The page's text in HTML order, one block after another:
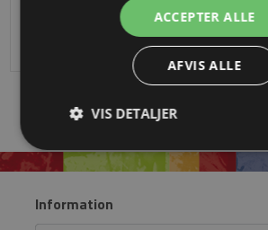
DKK 454,89
Information
ACCEPTER ALLE
AFVIS ALLE
VIS DETALJER